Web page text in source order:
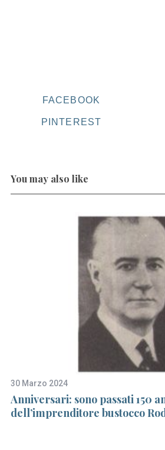
FACEBOOK
PINTEREST
You may also like
30 Marzo 2024
Anniversari: sono passati 150
dell’imprenditore bustocco
c
h
f